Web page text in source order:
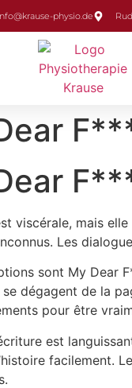
physio.de
viscérale, mais
Les
sont My Dear
dégagent de la
pour être
est
facilement.